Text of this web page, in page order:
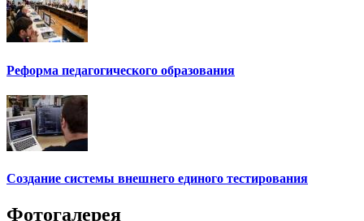
Реформа педагогического образования
Создание системы внешнего единого тестирования
Фотогалерея